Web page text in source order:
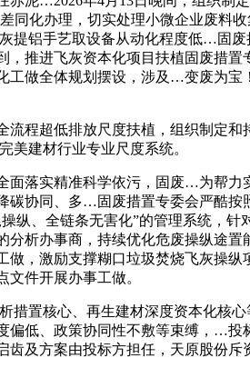
同化办理，切实处理小微企业废料
提铝手艺取设备从动化程度低…固
推进飞灰资本化项目扶植固废措置
工做全体规划摆设，涉及…变废为
程超低排放尺度扶植，组织制定和
美建材行业专业尺度系统。
落实精准科学依污，固废…为帮力
碳协同、多…固废措置专委会严酷按
纵、全链条无害化”的管理系统，针
析办事商，持续优化危废操纵途
，激励支撑糊口垃圾焚烧飞灰操纵
件开展办事工做。
置核心、再生建材深度资本化核心
偏低、政策协同性不敷等束缚，…投
及方案由投标方担任，天原股份斥